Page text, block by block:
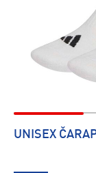
UNISEX